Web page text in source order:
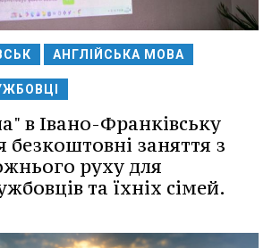
АНГЛІЙСЬКА МОВА
в Івано-Франківську
безкоштовні заняття з
руху для
та їхніх сімей.